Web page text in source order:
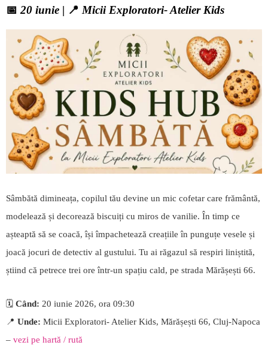
📅 20 iunie | 📍 Micii Exploratori- Atelier Kids
Sâmbătă dimineața, copilul tău devine un mic cofetar care frământă,
modelează și decorează biscuiți cu miros de vanilie. În timp ce
așteaptă să se coacă, își împachetează creațiile în punguțe vesele și
joacă jocuri de detectiv al gustului. Tu ai răgazul să respiri liniștită,
știind că petrece trei ore într-un spațiu cald, pe strada Mărășești 66.
🗓️ Când: 20 iunie 2026, ora 09:30
📍 Unde: Micii Exploratori- Atelier Kids, Mărășești 66, Cluj-Napoca
– vezi pe hartă / rută